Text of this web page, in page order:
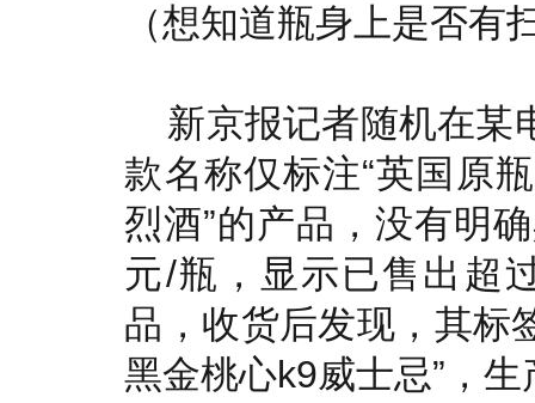
（想知道瓶身上是否有
新京报记者随机在某
款名称仅标注“英国原
烈酒”的产品，没有明
元/瓶，显示已售出超
品，收货后发现，其标
黑金桃心k9威士忌”，